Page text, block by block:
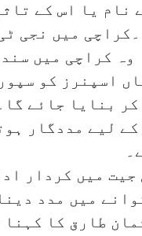
نام یا اس کے
میں نجی
وہ کراچی میں
اسپنرز کو
بنایا جائے
لیے مددگار
میں کردار
میں مدد
طارق کا کہنا